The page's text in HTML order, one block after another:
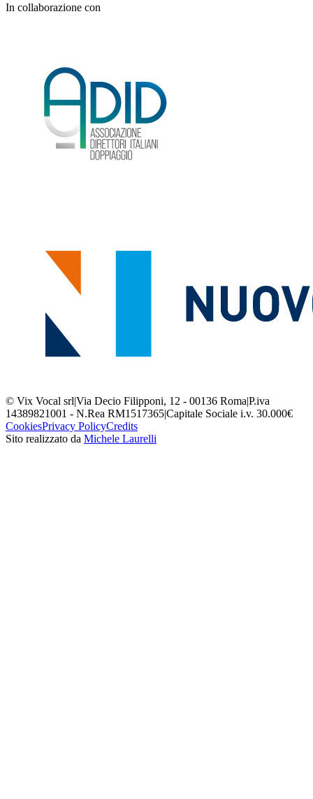
In collaborazione con
© Vix Vocal srl|Via Decio Filipponi, 12 - 00136 Roma|P.iva
14389821001 - N.Rea RM1517365|Capitale Sociale i.v. 30.000€
CookiesPrivacy PolicyCredits
Sito realizzato da Michele Laurelli